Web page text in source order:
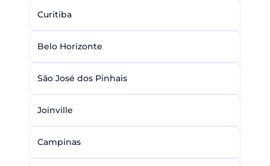
Curitiba
Belo Horizonte
São José dos Pinhais
Joinville
Campinas